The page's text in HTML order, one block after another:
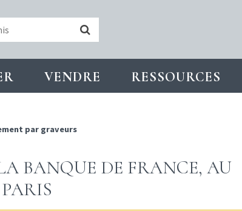
VENDRE RESSOURCES
par graveurs
BANQUE DE FRANCE, AU